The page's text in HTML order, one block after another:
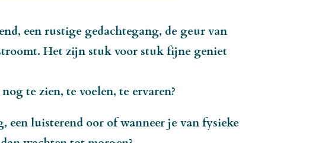
een rustige gedachtegang, de geur van
Het zijn stuk voor stuk fijne geniet
te zien, te voelen, te ervaren?
luisterend oor of wanneer je van fysieke